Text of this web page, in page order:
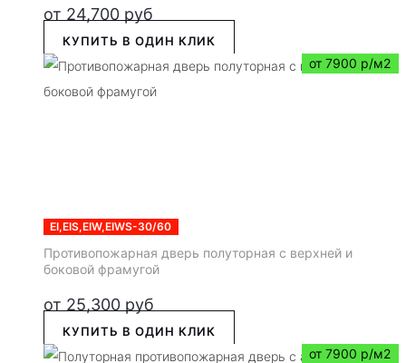
от 24,700 руб
КУПИТЬ В ОДИН КЛИК
от 7900 р/м2
EI,EIS,EIW,EIWS-30/60
Противопожарная дверь полуторная с верхней и
боковой фрамугой
от 25,300 руб
КУПИТЬ В ОДИН КЛИК
от 7900 р/м2